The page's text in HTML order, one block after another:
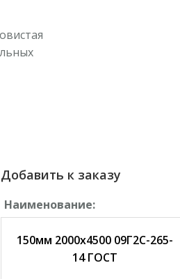
Добавить к заказу
Наименование:
150мм 2000х4500 09Г2С-265-
14 ГОСТ